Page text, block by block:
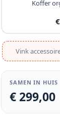
Koffer
Vink
SAMEN IN HUIS
€ 299,00